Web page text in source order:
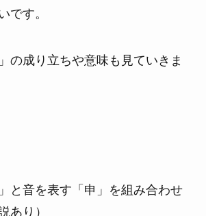
です。
の成り立ちや意味も見ていきま
と音を表す「申」を組み合わせ
あり）